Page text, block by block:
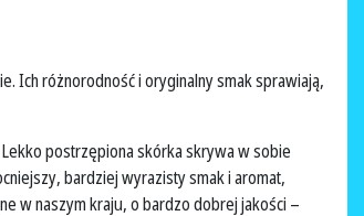
Ich różnorodność i oryginalny smak sprawiają,
postrzępiona skórka skrywa w sobie
bardziej wyrazisty smak i aromat,
w naszym kraju, o bardzo dobrej jakości –